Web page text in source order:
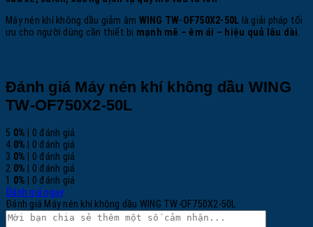
Máy nén khí không dầu giảm âm WING TW-OF750X2-50L là giải pháp tối
ưu cho người dùng cần thiết bị mạnh mẽ – êm ái – hiệu quả lâu dài.
Đánh giá Máy nén khí không dầu WING
TW-OF750X2-50L
5 0% | 0 đánh giá
4 0% | 0 đánh giá
3 0% | 0 đánh giá
2 0% | 0 đánh giá
1 0% | 0 đánh giá
Đánh giá ngay
Đánh giá Máy nén khí không dầu WING TW-OF750X2-50L